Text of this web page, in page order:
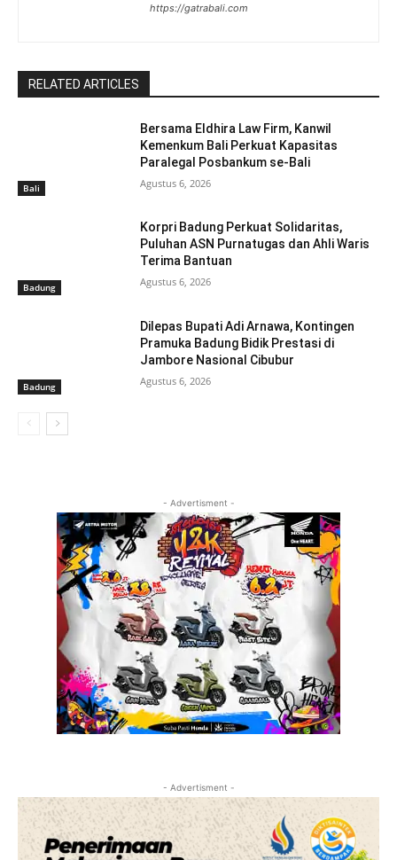
https://gatrabali.com
RELATED ARTICLES
Bali
Bersama Eldhira Law Firm, Kanwil
Kemenkum Bali Perkuat Kapasitas
Paralegal Posbankum se-Bali
Agustus 6, 2026
Badung
Korpri Badung Perkuat Solidaritas,
Puluhan ASN Purnatugas dan Ahli Waris
Terima Bantuan
Agustus 6, 2026
Badung
Dilepas Bupati Adi Arnawa, Kontingen
Pramuka Badung Bidik Prestasi di
Jambore Nasional Cibubur
Agustus 6, 2026
- Advertisment -
- Advertisment -